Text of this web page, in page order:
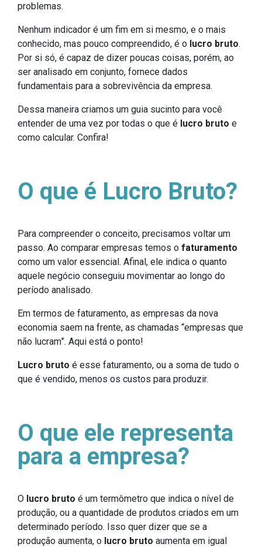
problemas.
Nenhum indicador é um fim em si mesmo, e o mais
conhecido, mas pouco compreendido, é o lucro bruto.
Por si só, é capaz de dizer poucas coisas, porém, ao
ser analisado em conjunto, fornece dados
fundamentais para a sobrevivência da empresa.
Dessa maneira criamos um guia sucinto para você
entender de uma vez por todas o que é lucro bruto e
como calcular. Confira!
O que é Lucro Bruto?
Para compreender o conceito, precisamos voltar um
passo. Ao comparar empresas temos o faturamento
como um valor essencial. Afinal, ele indica o quanto
aquele negócio conseguiu movimentar ao longo do
período analisado.
Em termos de faturamento, as empresas da nova
economia saem na frente, as chamadas “empresas que
não lucram”. Aqui está o ponto!
Lucro bruto é esse faturamento, ou a soma de tudo o
que é vendido, menos os custos para produzir.
O que ele representa
para a empresa?
O lucro bruto é um termômetro que indica o nível de
produção, ou a quantidade de produtos criados em um
determinado período. Isso quer dizer que se a
produção aumenta, o lucro bruto aumenta em igual